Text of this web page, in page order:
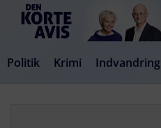
Politik Krimi Indvandring